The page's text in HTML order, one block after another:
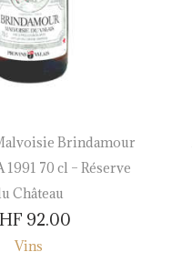
Brindamour
1991 70 cl – Réserve
Château
92.00
Vins